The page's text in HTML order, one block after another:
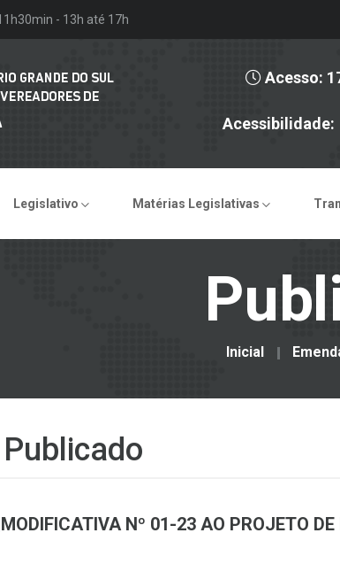
- 13h até 17h
Acesso:
Acessibilidade:
Legislativo Matérias Legislativas
Inicial
Nº 01-23 AO PROJETO DE